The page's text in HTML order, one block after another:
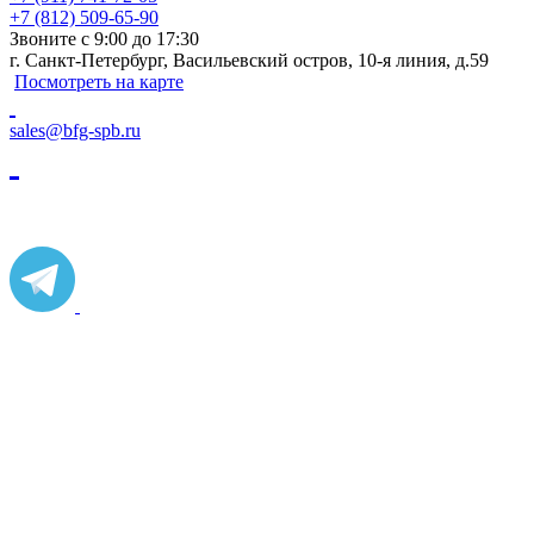
+7 (812) 509-65-90
Звоните с 9:00 до 17:30
г. Санкт-Петербург, Васильевский остров, 10-я линия, д.59
Посмотреть на карте
sales@bfg-spb.ru